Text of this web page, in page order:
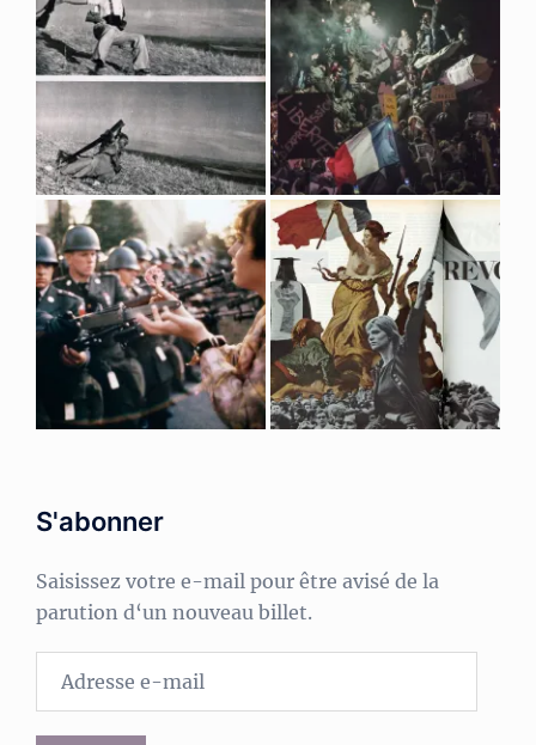
S'abonner
Saisissez votre e-mail pour être avisé de la
parution d‘un nouveau billet.